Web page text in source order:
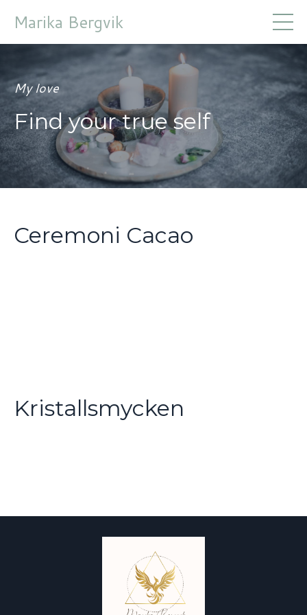
Marika Bergvik
My love
Find your true self
Ceremoni Cacao
Kristallsmycken